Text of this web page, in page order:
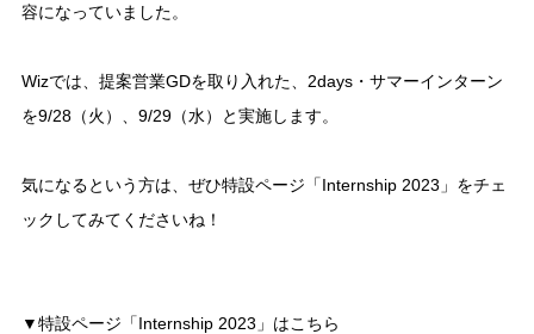
容になっていました。
Wizでは、提案営業GDを取り入れた、2days・サマーインターン
を9/28（火）、9/29（水）と実施します。
気になるという方は、ぜひ特設ページ「Internship 2023」をチェ
ックしてみてくださいね！
▼特設ページ「Internship 2023」はこちら